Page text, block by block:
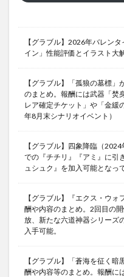
【グラブル】2026年バレン
イン」性能評価とイラスト大
【グラブル】「孤狼の墓標
のまとめ。報酬には武器「焚
レア確定チケット」や「金緩
年8月末シナリオイベント）
【グラブル】四象降臨（
での『チチリ』『アミ』に引
ュシュク』を加入可能となっ
【グラブル】『エクス・ウ
酬や内容のまとめ。2回目の
放、新たな六道神器シリーズ
入手可能。
【グラブル】「蒼海を征く
酬や内容等のまとめ。報酬に